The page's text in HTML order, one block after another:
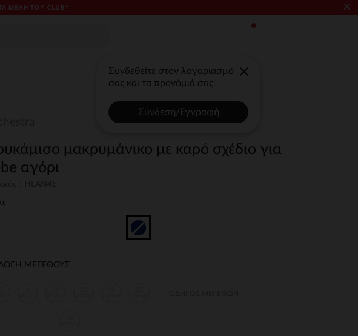
ΜΈΛΗ ΤΟΥ CLUB* ×
Συνδεθείτε στον λογαριασμό
σας και τα προνόμιά σας
Σύνδεση/Εγγραφή
μακρυμάνικο με καρό σχέδιο για
αγόρι
ΜΕΓΕΘΟΥΣ